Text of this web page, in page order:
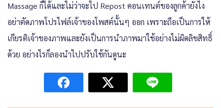
Massage ก็ได้และไม่ว่าจะไป Repost คอนเทนต์ของลูกค้ายังไง
อย่าตัดภาพโปรไฟล์เจ้าของโพสต์นั้นๆ ออก เพราะถือเป็นการให้
เกียรติเจ้าของภาพและยังเป็นการนำภาพมาใช้อย่างไม่ผิดลิขสิทธิ์
ด้วย อย่างไรก็ลองนำไปปรับใช้กันดูนะ